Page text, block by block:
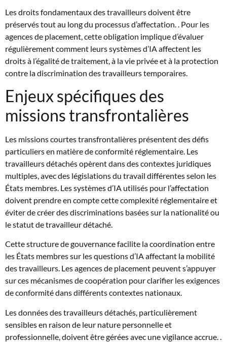
Les droits fondamentaux des travailleurs doivent être
préservés tout au long du processus d’affectation. . Pour les
agences de placement, cette obligation implique d’évaluer
régulièrement comment leurs systèmes d’IA affectent les
droits à l’égalité de traitement, à la vie privée et à la protection
contre la discrimination des travailleurs temporaires.
Enjeux spécifiques des
missions transfrontalières
Les missions courtes transfrontalières présentent des défis
particuliers en matière de conformité réglementaire. Les
travailleurs détachés opèrent dans des contextes juridiques
multiples, avec des législations du travail différentes selon les
États membres. Les systèmes d’IA utilisés pour l’affectation
doivent prendre en compte cette complexité réglementaire et
éviter de créer des discriminations basées sur la nationalité ou
le statut de travailleur détaché.
Cette structure de gouvernance facilite la coordination entre
les États membres sur les questions d’IA affectant la mobilité
des travailleurs. Les agences de placement peuvent s’appuyer
sur ces mécanismes de coopération pour clarifier les exigences
de conformité dans différents contextes nationaux.
Les données des travailleurs détachés, particulièrement
sensibles en raison de leur nature personnelle et
professionnelle, doivent être gérées avec une vigilance accrue. .